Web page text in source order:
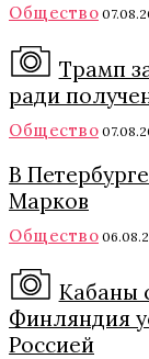
Общество
Трамп
ради
Общество
В
Марков
Общество
Кабаны
Финляндия
Россией